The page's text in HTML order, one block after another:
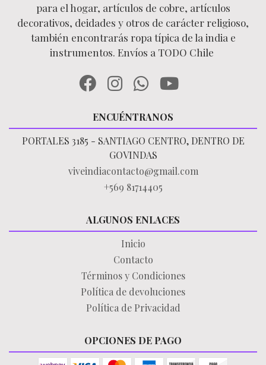
para el hogar, artículos de cobre, artículos
decorativos, deidades y otros de carácter religioso,
también encontrarás ropa típica de la india e
instrumentos. Envíos a TODO Chile
ENCUÉNTRANOS
PORTALES 3185 - SANTIAGO CENTRO, DENTRO DE
GOVINDAS
viveindiacontacto@gmail.com
+569 81714405
ALGUNOS ENLACES
Inicio
Contacto
Términos y Condiciones
Política de devoluciones
Política de Privacidad
OPCIONES DE PAGO